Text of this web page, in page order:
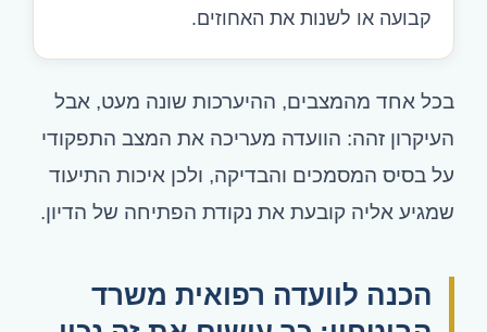
קבועה או לשנות את האחוזים.
בכל אחד מהמצבים, ההיערכות שונה מעט, אבל
העיקרון זהה: הוועדה מעריכה את המצב התפקודי
על בסיס המסמכים והבדיקה, ולכן איכות התיעוד
שמגיע אליה קובעת את נקודת הפתיחה של הדיון.
הכנה לוועדה רפואית משרד